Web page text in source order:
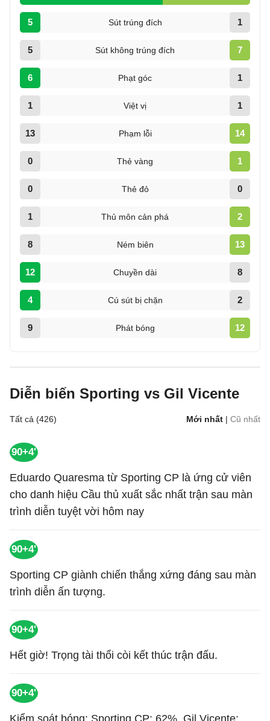
5 Sút trúng đích 1
5 Sút không trúng đích 7
6 Phạt góc 1
1 Việt vị 1
13 Phạm lỗi 14
0 Thẻ vàng 1
0 Thẻ đỏ 0
1 Thủ môn cản phá 2
8 Ném biên 13
12 Chuyền dài 8
4 Cú sút bị chặn 2
9 Phát bóng 12
Diễn biến Sporting vs Gil Vicente
Tất cả (426) Mới nhất | Cũ nhất
90+4'
Eduardo Quaresma từ Sporting CP là ứng cử viên
cho danh hiệu Cầu thủ xuất sắc nhất trận sau màn
trình diễn tuyệt vời hôm nay
90+4'
Sporting CP giành chiến thắng xứng đáng sau màn
trình diễn ấn tượng.
90+4'
Hết giờ! Trọng tài thổi còi kết thúc trận đấu.
90+4'
Kiểm soát bóng: Sporting CP: 62%, Gil Vicente: